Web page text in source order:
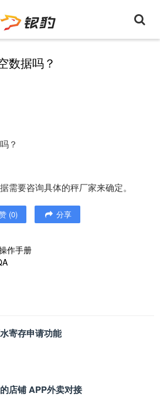
数据吗？
？
需要咨询具体的秤厂家来确定。
(0) 分享
作手册
寄存申请功能
店铺 APP外卖对接